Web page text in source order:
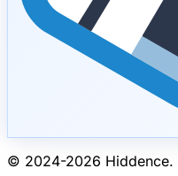
© 2024-2026 Hiddence.